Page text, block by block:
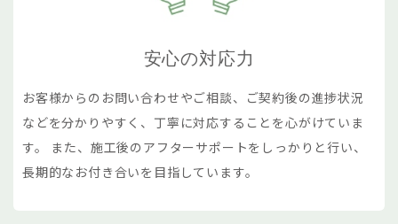
安心の対応力
お客様からのお問い合わせやご相談、ご契約後の進捗状況
などを分かりやすく、丁寧に対応することを心がけていま
す。 また、施工後のアフターサポートをしっかりと行い、
長期的なお付き合いを目指しています。